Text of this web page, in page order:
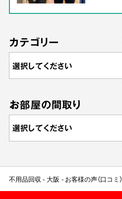
カテゴリー
お部屋の間取り
不用品回収 大阪 お客様の声（口コミ）